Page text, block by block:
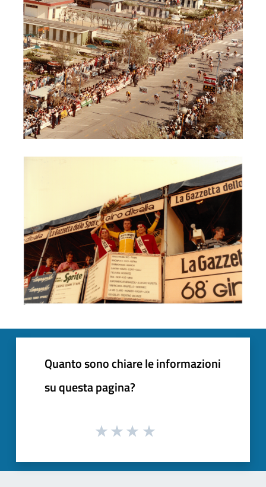
Quanto sono chiare le informazioni
su questa pagina?